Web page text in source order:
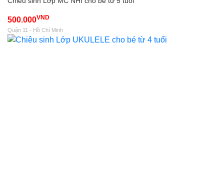
500.000VND
Quận 11 - Hồ Chí Minh